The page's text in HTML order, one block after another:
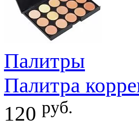
Палитры
Палитра
120 руб.